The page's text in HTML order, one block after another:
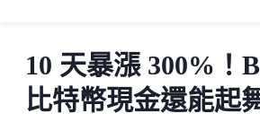
10 天暴漲 300%！
比特幣現金還能起